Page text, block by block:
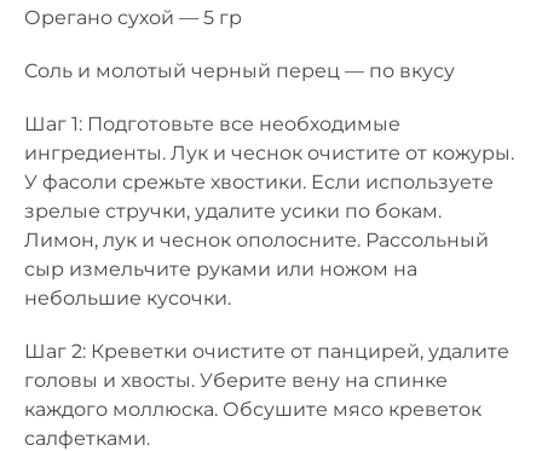
Орегано сухой — 5 гр
Соль и молотый черный перец — по вкусу
Шаг 1: Подготовьте все необходимые
ингредиенты. Лук и чеснок очистите от кожуры.
У фасоли срежьте хвостики. Если используете
зрелые стручки, удалите усики по бокам.
Лимон, лук и чеснок ополосните. Рассольный
сыр измельчите руками или ножом на
небольшие кусочки.
Шаг 2: Креветки очистите от панцирей, удалите
головы и хвосты. Уберите вену на спинке
каждого моллюска. Обсушите мясо креветок
салфетками.